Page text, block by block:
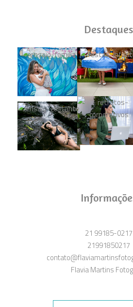
Destaques
21 99185-0217
21991850217
Flavia Martins